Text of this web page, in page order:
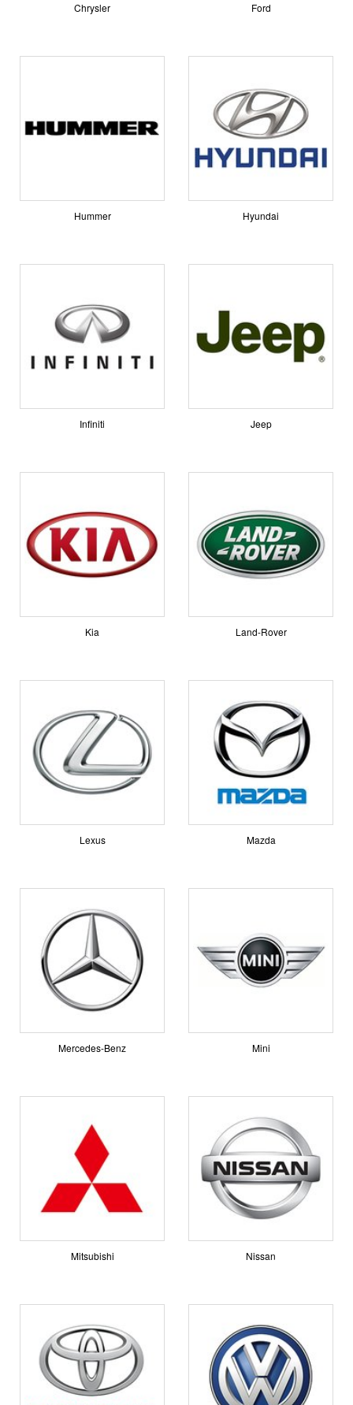
Chrysler Ford
Hummer Hyundai
Infiniti Jeep
Kia Land-Rover
Lexus Mazda
Mercedes-Benz Mini
Mitsubishi Nissan